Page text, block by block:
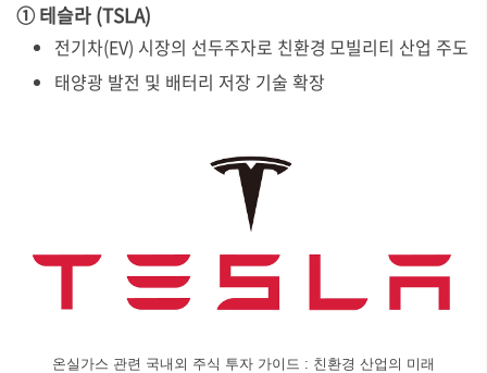
① 테슬라 (TSLA)
전기차(EV) 시장의 선두주자로 친환경 모빌리티 산업 주도
태양광 발전 및 배터리 저장 기술 확장
온실가스 관련 국내외 주식 투자 가이드 : 친환경 산업의 미래